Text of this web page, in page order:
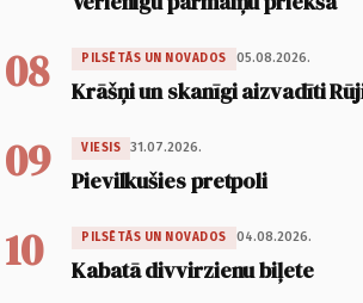
08 PILSĒTĀS UN NOVADOS 05.08.2026.
Krāšņi un skanīgi aizvadīti
09 VIESIS 31.07.2026.
Pievilkušies pretpoli
10 PILSĒTĀS UN NOVADOS 04.08.2026.
Kabatā divvirzienu biļete